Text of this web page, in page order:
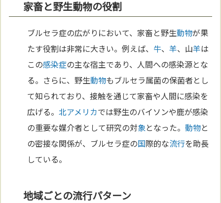
家畜と野生動物の役割
ブルセラ症の広がりにおいて、家畜と野生動物が果
たす役割は非常に大きい。例えば、 牛、羊、山羊は
この感染症の主な宿主であり、人間への感染源とな
る。さらに、野生動物もブルセラ属菌の保菌者とし
て知られており、接触を通じて家畜や人間に感染を
広げる。北アメリカでは野生のバイソンや鹿が感染
の重要な媒介者として研究の対象となった。動物と
の密接な関係が、ブルセラ症の国際的な流行を助長
している。
地域ごとの流行パターン